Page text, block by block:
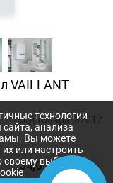
VAILLANT
Код товара:82017
34,0
технологии
анализа
Вы можете
или настроить
выбору.